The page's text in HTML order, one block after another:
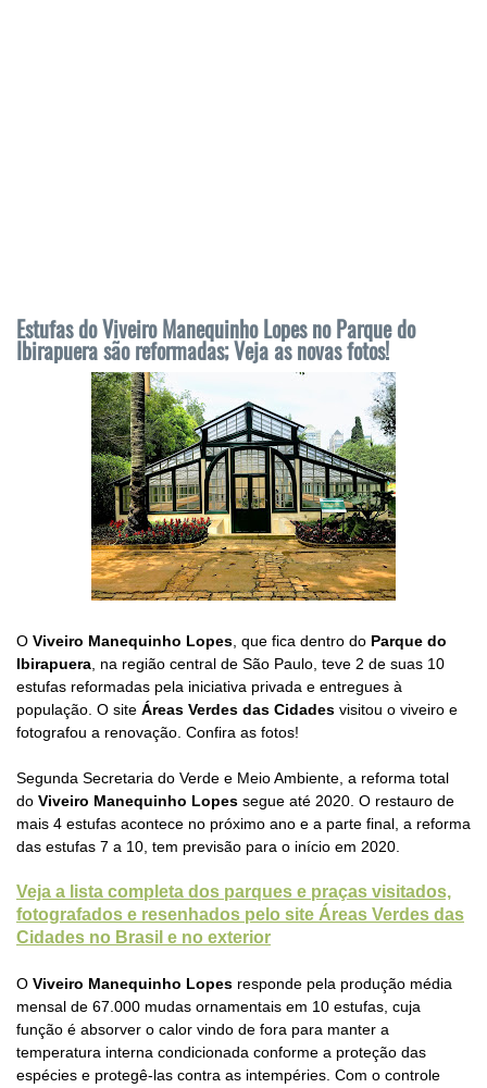
Estufas do Viveiro Manequinho Lopes no Parque do
Ibirapuera são reformadas; Veja as novas fotos!
O Viveiro Manequinho Lopes , que fica dentro do Parque do
Ibirapuera , na região central de São Paulo, teve 2 de suas 10
estufas reformadas pela iniciativa privada e entregues à
população. O site Áreas Verdes das Cidades visitou o viveiro e
fotografou a renovação. Confira as fotos!
Segunda Secretaria do Verde e Meio Ambiente, a reforma total
do Viveiro Manequinho Lopes segue até 2020. O restauro de
mais 4 estufas acontece no próximo ano e a parte final, a reforma
das estufas 7 a 10, tem previsão para o início em 2020.
Veja a lista completa dos parques e praças visitados,
fotografados e resenhados pelo site Áreas Verdes das
Cidades no Brasil e no exterior
O Viveiro Manequinho Lopes responde pela produção média
mensal de 67.000 mudas ornamentais em 10 estufas, cuja
função é absorver o calor vindo de fora para manter a
temperatura interna condicionada conforme a proteção das
espécies e protegê-las contra as intempéries. Com o controle